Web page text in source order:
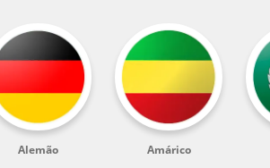
Alemão Amárico